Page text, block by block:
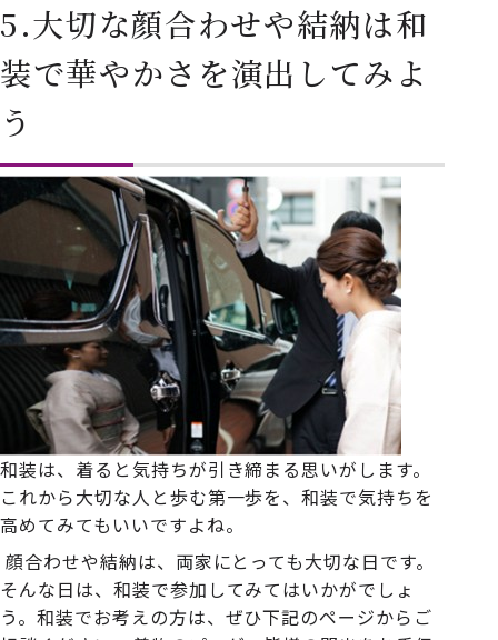
5.大切な顔合わせや結納は和
装で華やかさを演出してみよ
う
和装は、着ると気持ちが引き締まる思いがします。
これから大切な人と歩む第一歩を、和装で気持ちを
高めてみてもいいですよね。
顔合わせや結納は、両家にとっても大切な日です。
そんな日は、和装で参加してみてはいかがでしょ
う。和装でお考えの方は、ぜひ下記のページからご